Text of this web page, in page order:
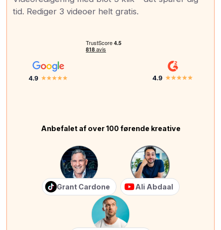
tid. Rediger 3 videoer helt gratis.
Anbefalet af over 100 førende kreative
Grant Cardone Ali Abdaal